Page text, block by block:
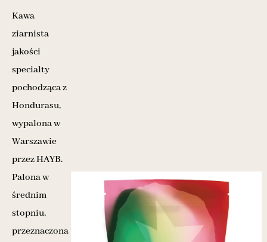
Kawa
ziarnista
jakości
specialty
pochodząca z
Hondurasu,
wypalona w
Warszawie
przez HAYB.
Palona w
średnim
stopniu,
przeznaczona